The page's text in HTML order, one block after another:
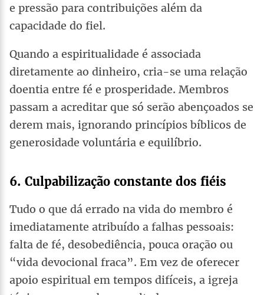
e pressão para contribuições além da
capacidade do fiel.
Quando a espiritualidade é associada
diretamente ao dinheiro, cria-se uma relação
doentia entre fé e prosperidade. Membros
passam a acreditar que só serão abençoados se
derem mais, ignorando princípios bíblicos de
generosidade voluntária e equilíbrio.
6. Culpabilização constante dos fiéis
Tudo o que dá errado na vida do membro é
imediatamente atribuído a falhas pessoais:
falta de fé, desobediência, pouca oração ou
“vida devocional fraca”. Em vez de oferecer
apoio espiritual em tempos difíceis, a igreja